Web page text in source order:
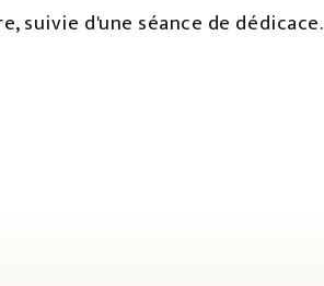
suivie d'une séance de dédicace.